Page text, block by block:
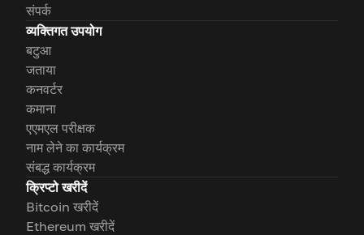
संपर्क
व्यक्तिगत उपयोग
बटुआ
जताया
कनवर्टर
कमाना
एएमएल परीक्षक
नाम लेने का कार्यक्रम
संबद्ध कार्यक्रम
क्रिप्टो खरीदें
Bitcoin खरीदें
Ethereum खरीदें